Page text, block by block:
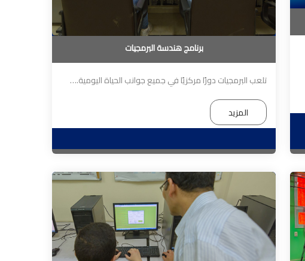
برنامج هندسة البرمجيات
تلعب البرمجيات دورًا مركزيًا في جميع جوانب الحياة اليومية.…
المزيد